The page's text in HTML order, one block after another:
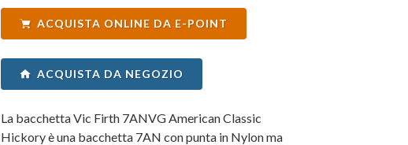
ACQUISTA ONLINE DA E-POINT
ACQUISTA DA NEGOZIO
La bacchetta Vic Firth 7ANVG American Classic
Hickory è una bacchetta 7AN con punta in Nylon ma